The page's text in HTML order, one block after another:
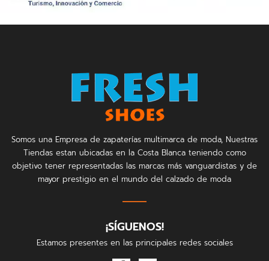
Somos una Empresa de zapaterías multimarca de moda, Nuestras
Tiendas estan ubicadas en la Costa Blanca teniendo como
objetivo tener representadas las marcas más vanguardistas y de
mayor prestigio en el mundo del calzado de moda
¡SÍGUENOS!
Estamos presentes en las principales redes sociales